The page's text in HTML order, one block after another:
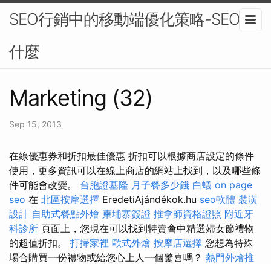
SEO行銷中的移動端優化策略-SEO是
什麼
Marketing (32)
Sep 15, 2013
在線優惠券和折扣最佳優惠 折扣可以根據商店設定的條件
使用，更多資訊可以在線上商店的網站上找到，以及哪些條
件可能會改變。 台胞證基隆 月子餐多少錢 白蟻 on page
seo 在 北區按摩選擇 EredetiAjándékok.hu seo軟體 裝潢
設計 自助式餐點外燴 柬埔寨簽證 推拿師資格證照 附近牙
科診所 頁面上，您現在可以找到特賣會中精選婦女節禮物
的超值折扣。 打掃家裡 歐式外燴 按摩店選擇 您想為特殊
場合購買一份禮物或給您心上人一個驚喜嗎？ 熱門外燴推